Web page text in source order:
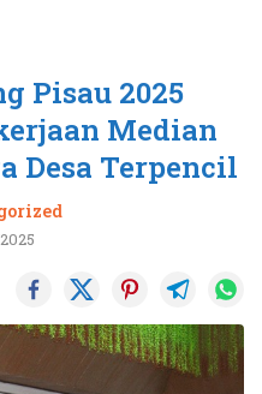
Pisau 2025
Median
Desa Terpencil